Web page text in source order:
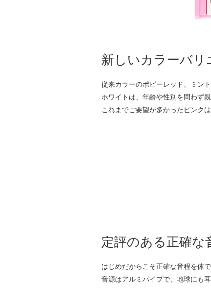
新しいカラーバリ
従来カラーのポピーレッド、ミン
ホワイトは、年齢や性別を問わず
これまでご要望が多かったピンク
定評のある正確な
はじめだからこそ正確な音程を体
音源はアルミパイプで、地球にも